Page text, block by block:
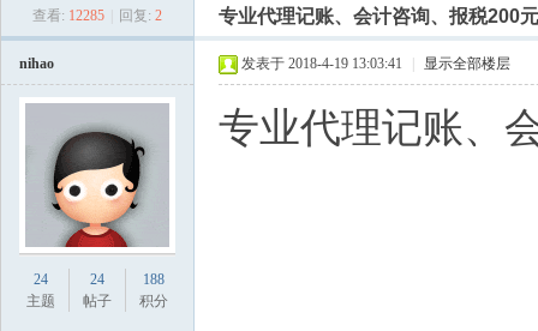
› ›
查看: 12285 回复: 2 专业代理记账、会计咨询、报税200
nihao
24
主题
24
帖子
188
积分
发表于 2018-4-19 13:03:41 显示全部楼层
专业代理记账、